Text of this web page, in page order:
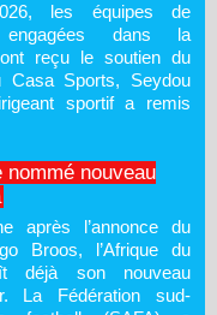
les équipes de
engagées dans la
reçu le soutien du
Casa Sports, Seydou
sportif a remis
nouveau
après l’annonce du
Broos, l’Afrique du
déjà son nouveau
La Fédération sud-